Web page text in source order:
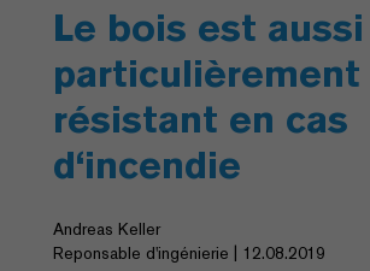
Le bois est aussi
particulièrement
résistant en cas
d‘incendie
Andreas Keller
Reponsable d'ingénierie | 12.08.2019